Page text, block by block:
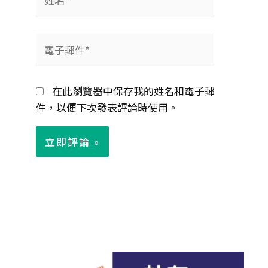
名
件
*
在此瀏覽器中保存我的姓名和電子郵
件，以便下次發表評論時使用。